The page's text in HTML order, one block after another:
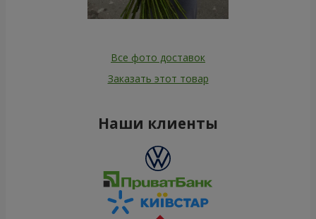
Все фото доставок
Заказать этот товар
Наши клиенты